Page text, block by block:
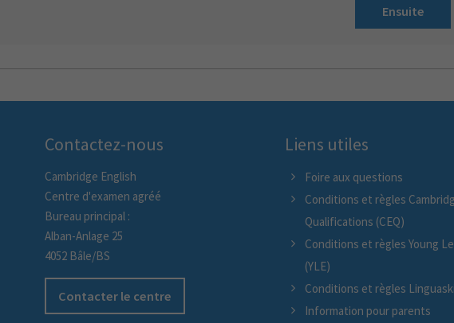
Ensuite
Contactez-nous
Cambridge English
Centre d'examen agréé
Bureau principal :
Alban-Anlage 25
4052 Bâle/BS
Contacter le centre
Liens utiles
Foire aux questions
Conditions et règles
Qualifications (CEQ)
Conditions et règles Young
(YLE)
Conditions et règles
Information pour parents